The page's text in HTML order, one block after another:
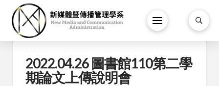
2022.04.26 圖書館110第二學
期論文上傳說明會